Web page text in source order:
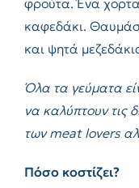
καφεδάκι.
και ψητά
Όλα τα γεύματα
να καλύπτουν τις
τωνmeat lovers
Πόσο κοστίζει?